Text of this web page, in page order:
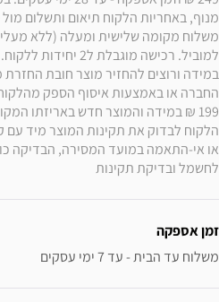
לחשמל ובדיקת תקינות
זמן אספקה
משלוח עד הבית - עד 7 ימי עסקים